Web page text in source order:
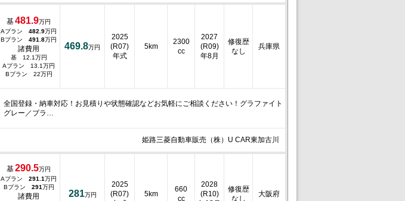
基481.9万円
Aプラン 482.9万円
Bプラン 491.8万円
諸費用
基 12.1万円
Aプラン 13.1万円
Bプラン 22万円
469.8万円
2025
(R07)
年式
5km
2300
cc
2027
(R09)
年8月
修復歴
なし
兵庫県
全国登録・納車対応！お見積りや状態確認などお気軽にご相談ください！グラファイト
グレー／ブラ…
姫路三菱自動車販売（株）U CAR東加古川
基290.5万円
Aプラン 291.1万円
Bプラン 291万円
諸費用 281万円
2025
(R07)
5km
660
cc
2028
(R10)
修復歴
なし
大阪府